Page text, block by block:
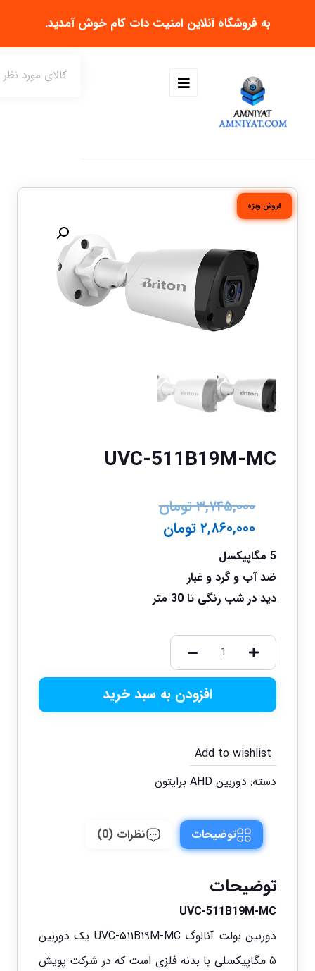
به فروشگاه آنلاین امنیت دات کام خوش آمدید.
فروش ویژه
UVC-511B19M-MC
۳,۷۴۵,۰۰۰تومان
۲,۸۶۰,۰۰۰تومان
5 مگاپیکسل
ضد آب و گرد و غبار
دید در شب رنگی تا 30 متر
افزودن به سبد خرید
Add to wishlist
دسته: دوربین AHD برایتون
توضیحات نظرات (0)
توضیحات
UVC-511B19M-MC
دوربین بولت آنالوگ UVC-۵۱۱B۱۹M-MC یک دوربین
۵ مگاپیکسلی با بدنه فلزی است که در شرکت پویش